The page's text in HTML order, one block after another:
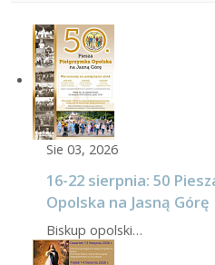
Sie 03, 2026
16-22 sierpnia: 50
Opolska na Jasną Górę
Biskup opolski…